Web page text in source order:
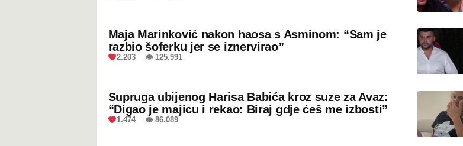
Maja Marinković nakon haosa s Asminom: “Sam je
razbio šoferku jer se iznervirao”
2.203 👁 125.991
Supruga ubijenog Harisa Babića kroz suze za Avaz:
“Digao je majicu i rekao: Biraj gdje ćeš me izbosti”
1.474 👁 86.089